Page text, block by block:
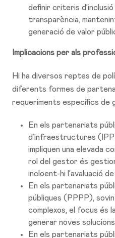
definir criteris d’inclusió
transparència,
generació de valor
Implicacions per als
Hi ha diversos reptes de
diferents formes de
requeriments específics de
En els partenariats
d’infraestructures
impliquen una elevada
rol del gestor és
incloent-hi l’avaluació
En els partenariats
públiques (PPPP),
complexos, el focus és
generar noves
En els partenariats